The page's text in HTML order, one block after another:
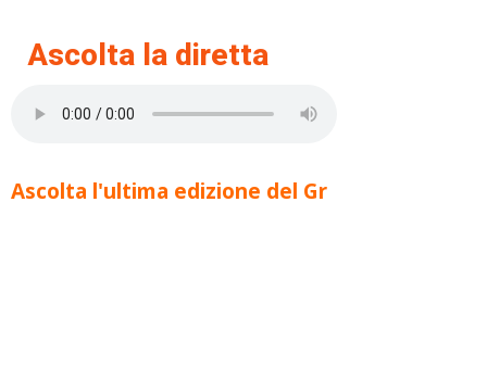
Ascolta la diretta
Ascolta l'ultima edizione del Gr